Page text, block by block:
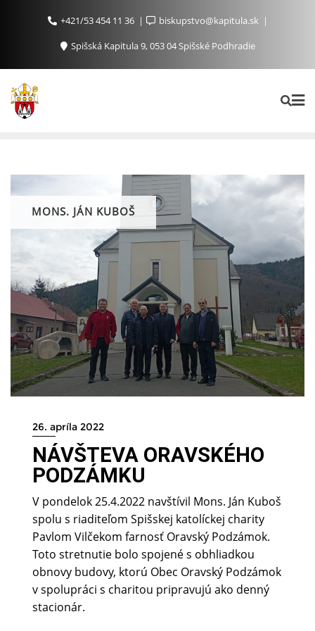
+421/53 454 11 36
biskupstvo@kapitula.sk
Spišská Kapitula 9, 053 04 Spišské Podhradie
MONS. JÁN KUBOŠ
26. apríla 2022
NÁVŠTEVA ORAVSKÉHO
PODZÁMKU
V pondelok 25.4.2022 navštívil Mons. Ján Kuboš
spolu s riaditeľom Spišskej katolíckej charity
Pavlom Vilčekom farnosť Oravský Podzámok.
Toto stretnutie bolo spojené s obhliadkou
obnovy budovy, ktorú Obec Oravský Podzámok
v spolupráci s charitou pripravujú ako denný
stacionár.